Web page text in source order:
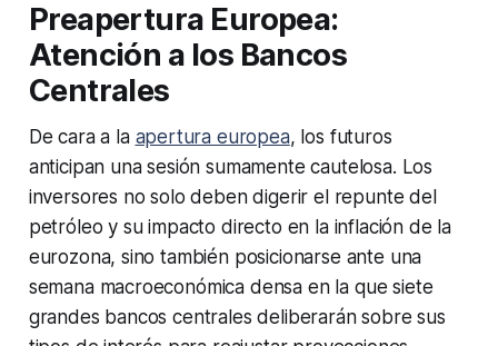
Preapertura Europea:
Atención a los Bancos
Centrales
De cara a la apertura europea, los futuros
anticipan una sesión sumamente cautelosa. Los
inversores no solo deben digerir el repunte del
petróleo y su impacto directo en la inflación de la
eurozona, sino también posicionarse ante una
semana macroeconómica densa en la que siete
grandes bancos centrales deliberarán sobre sus